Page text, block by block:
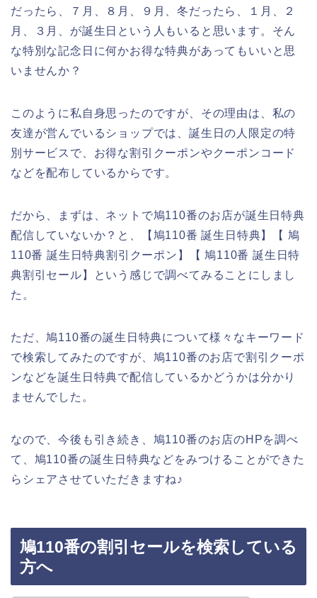
だったら、７月、８月、９月、冬だったら、１月、２
月、３月、が誕生日という人もいると思います。そん
な特別な記念日に何かお得な特典があってもいいと思
いませんか？
このように私自身思ったのですが、その理由は、私の
友達が営んでいるショップでは、誕生日の人限定の特
別サービスで、お得な割引クーポンやクーポンコード
などを配布しているからです。
だから、まずは、ネットで鳩110番のお店が誕生日特典
配信していないか？と、【鳩110番 誕生日特典】【 鳩
110番 誕生日特典割引クーポン】【 鳩110番 誕生日特
典割引セール】という感じで調べてみることにしまし
た。
ただ、鳩110番の誕生日特典について様々なキーワード
で検索してみたのですが、鳩110番のお店で割引クーポ
ンなどを誕生日特典で配信しているかどうかは分かり
ませんでした。
なので、今後も引き続き、鳩110番のお店のHPを調べ
て、鳩110番の誕生日特典などをみつけることができた
らシェアさせていただきますね♪
鳩110番の割引セールを検索している
方へ